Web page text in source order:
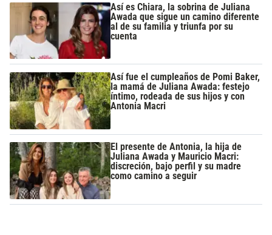
Así es Chiara, la sobrina de Juliana
Awada que sigue un camino diferente
al de su familia y triunfa por su
cuenta
Así fue el cumpleaños de Pomi Baker,
la mamá de Juliana Awada: festejo
íntimo, rodeada de sus hijos y con
Antonia Macri
El presente de Antonia, la hija de
Juliana Awada y Mauricio Macri:
discreción, bajo perfil y su madre
como camino a seguir